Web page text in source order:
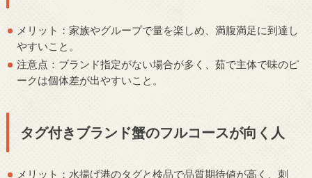
メリット：家族やグループで量を楽しめ、満腹満足に到達し
やすいこと。
注意点：ブランド指定がない場合が多く、茹で主体で味のピ
ークは個体差が出やすいこと。
タグ付きブランド蟹のフルコースが向く人
メリット：水揚げ港のタグと検品で品質期待値が高く、刺